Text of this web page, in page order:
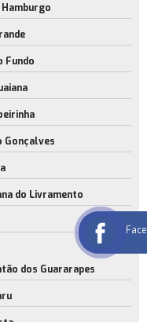
Hamburgo
Fundo
Gonçalves
do Livramento
dos Guararapes